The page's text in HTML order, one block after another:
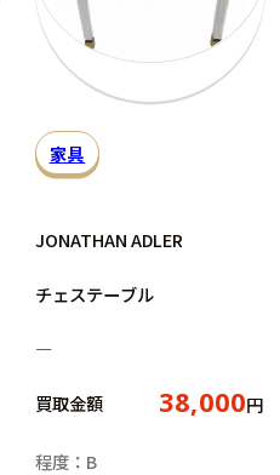
家具
JONATHAN ADLER
チェステーブル
―
買取金額 38,000円
程度：B